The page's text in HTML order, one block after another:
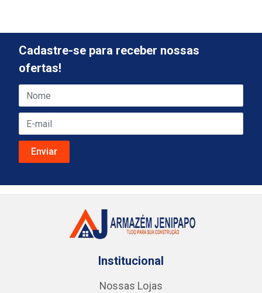
Cadastre-se para receber nossas
ofertas!
Institucional
Nossas Lojas